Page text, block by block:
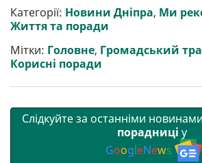
р
и
т
b
o
o
t
e
r
l g
r
s
A
r
Категорії: Новини Дніпра, Ми
Життя та поради
Мітки: Головне, Громадський
Корисні поради
Слідкуйте за останніми новинами
порадниці у
GoogleNews